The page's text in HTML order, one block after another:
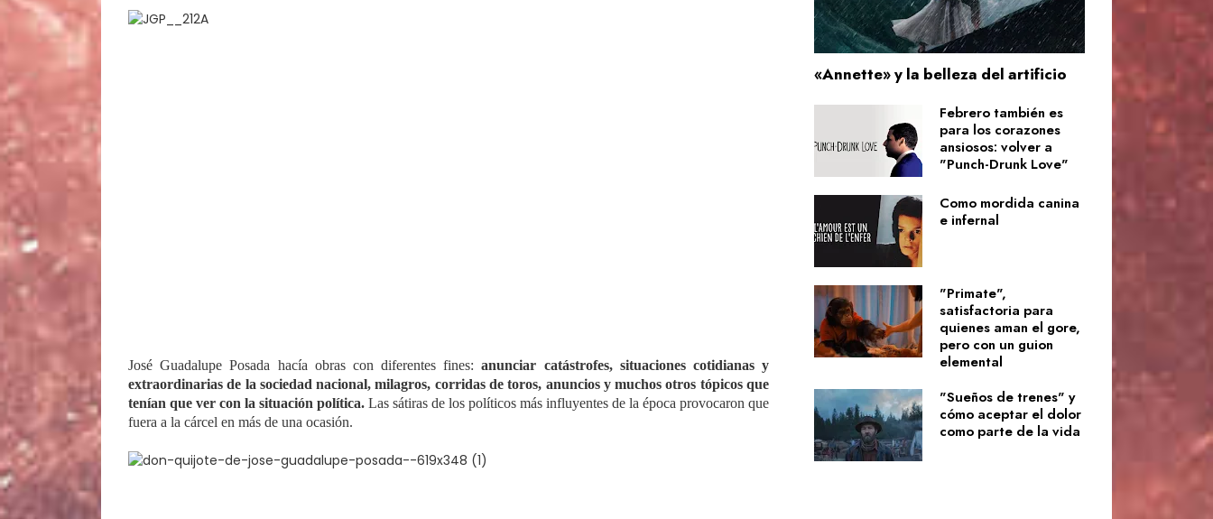
José Guadalupe Posada hacía obras con diferentes fines:anunciar catástrofes, situaciones cotidianas y
extraordinarias de la sociedad nacional, milagros, corridas de toros, anuncios y muchos otros tópicos que
tenían que ver con la situación política. Las sátiras de los políticos más influyentes de la época provocaron que
fuera a la cárcel en más de una ocasión.
«Annette» y la belleza del artificio
Febrero también es
para los corazones
ansiosos: volver a
"Punch-Drunk Love"
Como mordida canina
e infernal
"Primate",
satisfactoria para
quienes aman el gore,
pero con un guion
elemental
"Sueños de trenes" y
cómo aceptar el dolor
como parte de la vida